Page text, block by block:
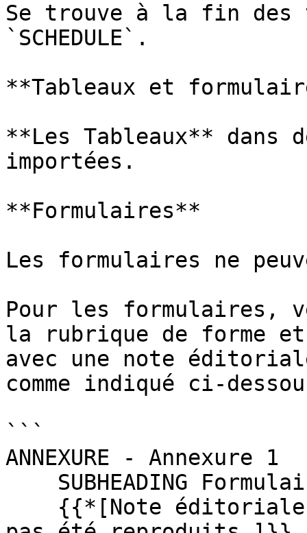
Se trouve à la fin des
`SCHEDULE`.
**Tableaux et
**Les Tableaux** dans
importées.
**Formulaires**
Les formulaires ne
Pour les formulaires,
la rubrique de forme
avec une note
comme indiqué ci-
```
ANNEXURE - Annexure 1